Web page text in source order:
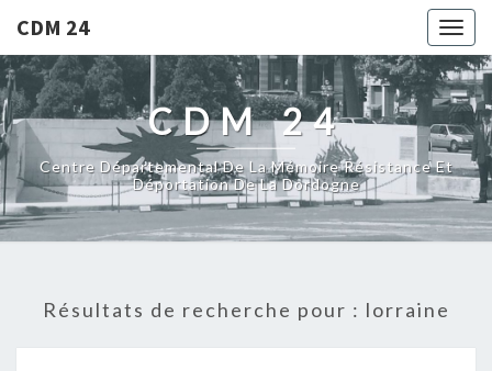
CDM 24
CDM 24
Centre Départemental De La Mémoire Résistance Et
Déportation De La Dordogne
Résultats de recherche pour : lorraine